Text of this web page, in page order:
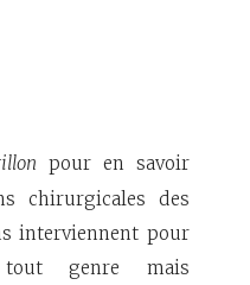
pour en savoir
chirurgicales des
interviennent pour
genre mais